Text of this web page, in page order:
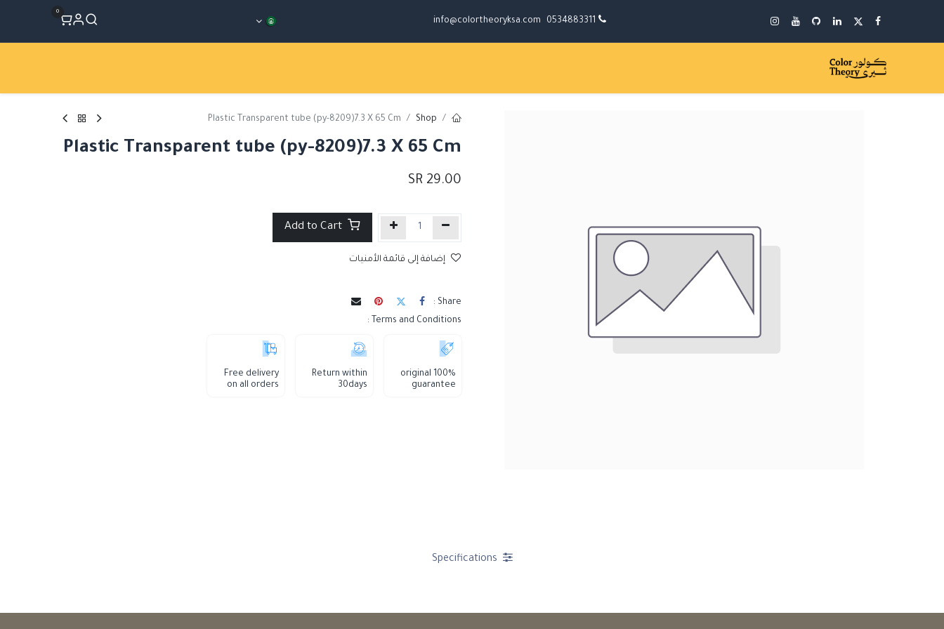
0534883311
info@colortheoryksa.com
0
Shop
Plastic Transparent tube (py-8209)7.3 X 65 Cm
Plastic Transparent tube (py-8209)7.3 X 65 Cm
29.00
Add to Cart
إضافة إلى قائمة الأمنيات
Share :
Terms and Conditions :
100% original
guarantee
Return within
30days
Free delivery
on all orders